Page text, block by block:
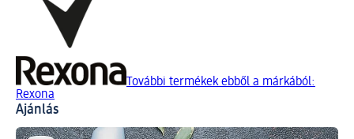
További termékek ebből a márkából:
Rexona
Ajánlás